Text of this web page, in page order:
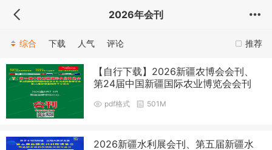
2026年会刊
推荐
综合 下载 人气 评论
【自行下载】2026新疆农博会会刊、
第24届中国新疆国际农业博览会会刊
pdf格式 501M
2026新疆水利展会刊、第五届新疆水